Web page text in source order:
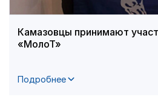
Камазовцы принимают
«МолоТ»
Подробнее